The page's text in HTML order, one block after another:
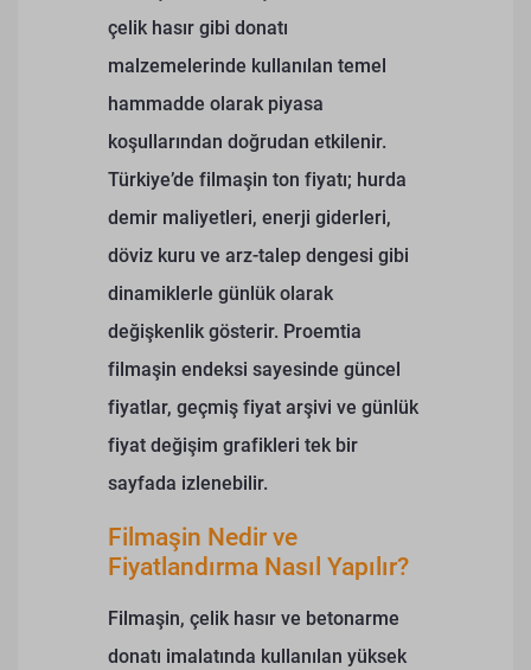
çelik hasır gibi donatı
malzemelerinde kullanılan temel
hammadde olarak piyasa
koşullarından doğrudan etkilenir.
Türkiye’de filmaşin ton fiyatı; hurda
demir maliyetleri, enerji giderleri,
döviz kuru ve arz-talep dengesi gibi
dinamiklerle günlük olarak
değişkenlik gösterir. Proemtia
filmaşin endeksi sayesinde güncel
fiyatlar, geçmiş fiyat arşivi ve günlük
fiyat değişim grafikleri tek bir
sayfada izlenebilir.
Filmaşin Nedir ve
Fiyatlandırma Nasıl Yapılır?
Filmaşin, çelik hasır ve betonarme
donatı imalatında kullanılan yüksek